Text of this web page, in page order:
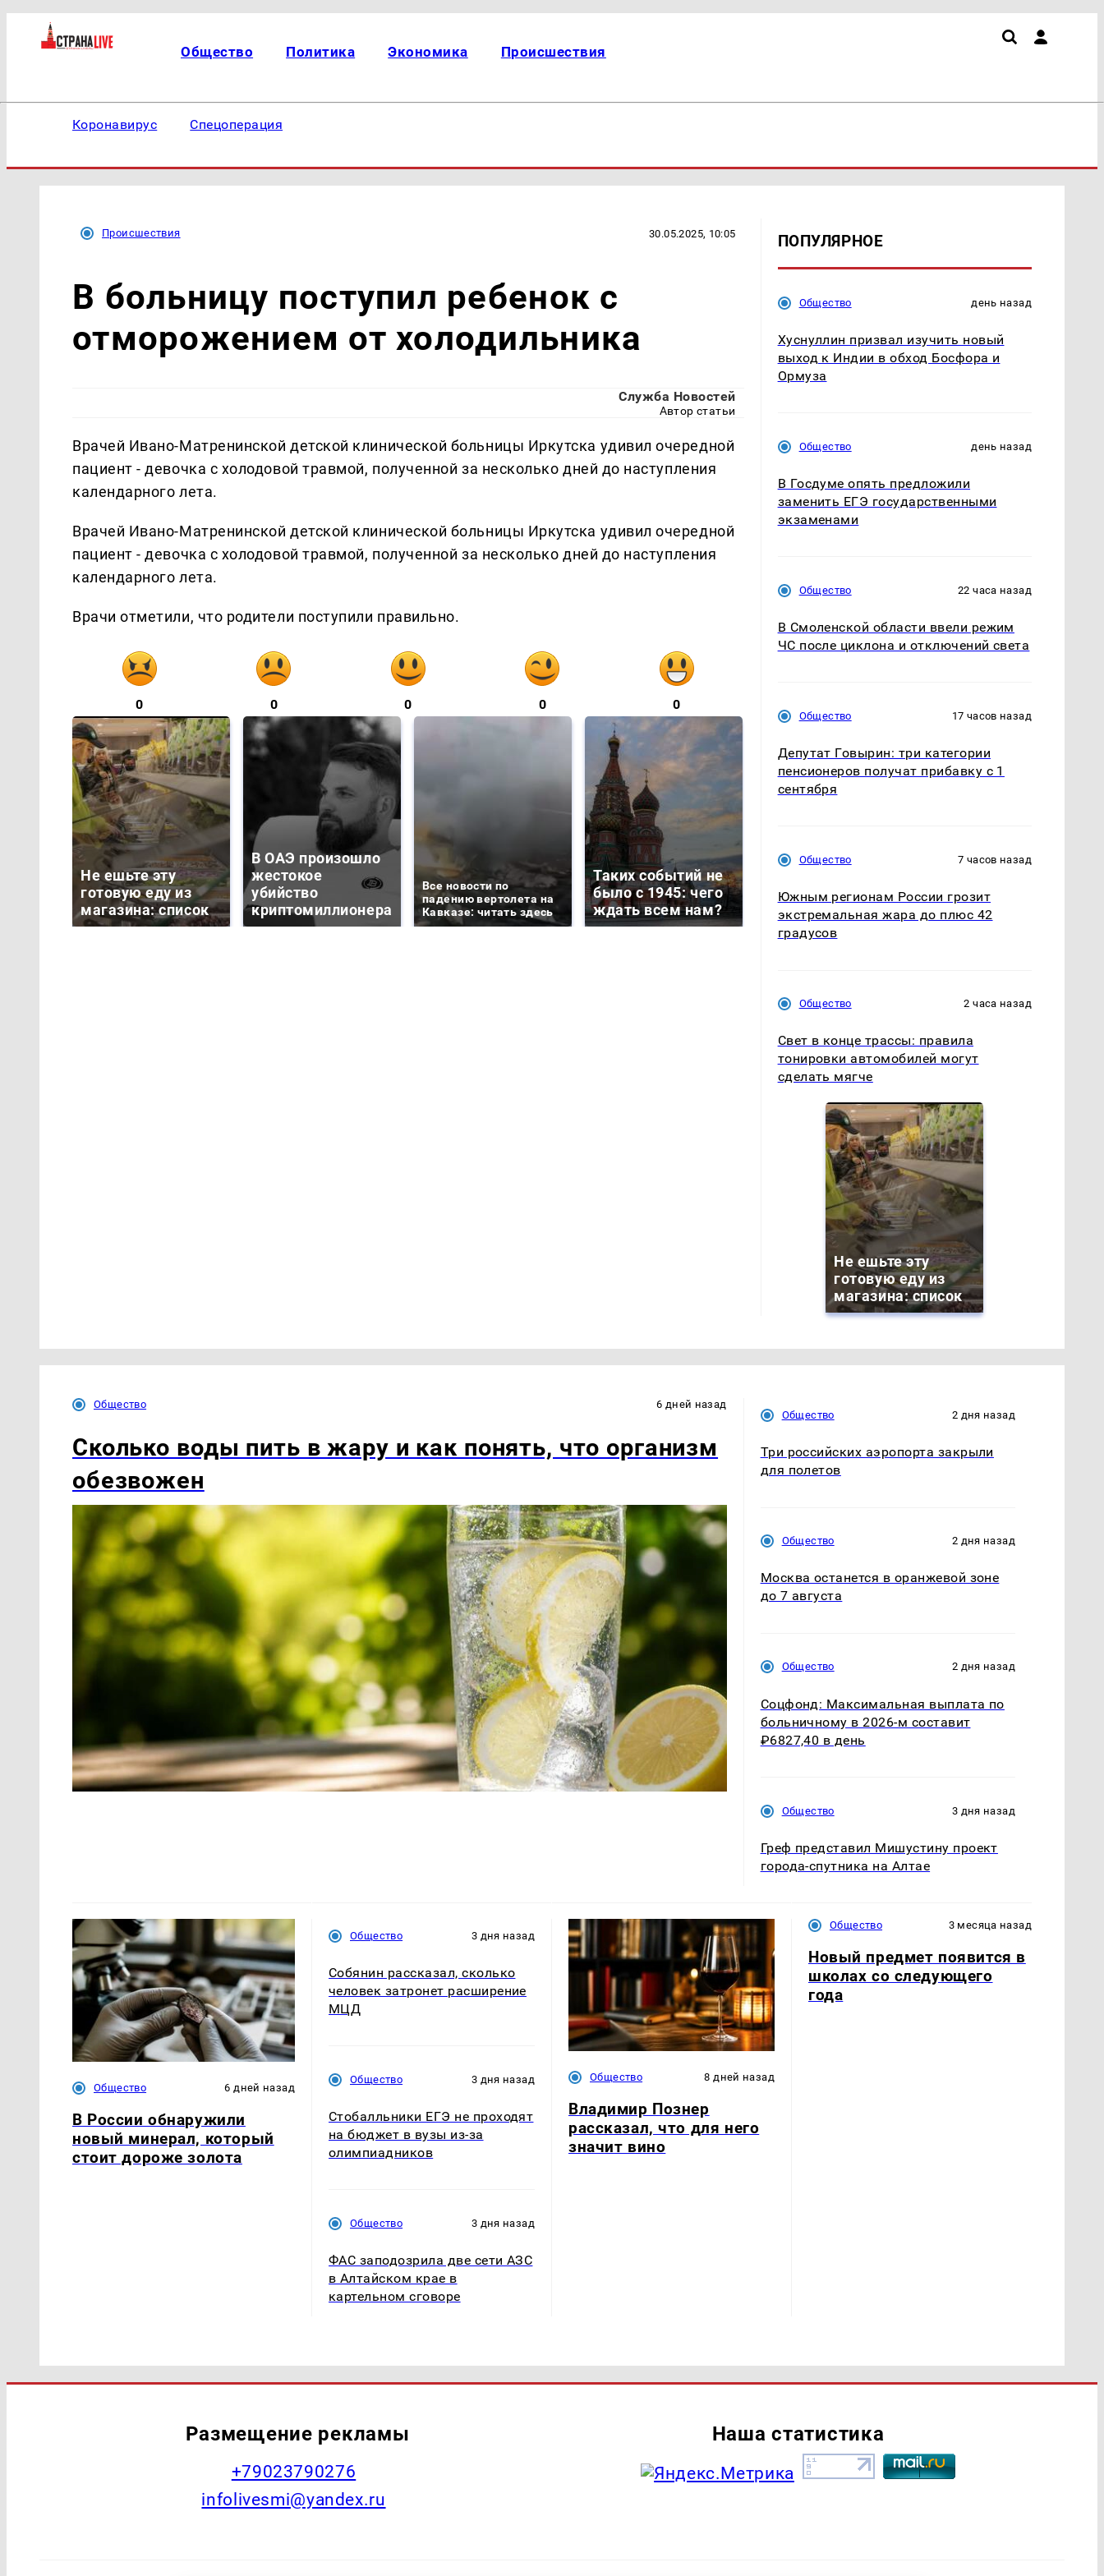
Общество Политика Экономика Происшествия
Коронавирус Спецоперация
Происшествия 30.05.2025, 10:05
В больницу поступил ребенок с
отморожением от холодильника
Служба Новостей
Автор статьи
Врачей Ивано-Матренинской детской клинической больницы Иркутска удивил очередной
пациент - девочка с холодовой травмой, полученной за несколько дней до наступления
календарного лета.
Врачей Ивано-Матренинской детской клинической больницы Иркутска удивил очередной
пациент - девочка с холодовой травмой, полученной за несколько дней до наступления
календарного лета.
Врачи отметили, что родители поступили правильно.
0 0 0 0 0
Не ешьте эту
готовую еду из
магазина: список
В ОАЭ произошло
жестокое
убийство
криптомиллионера
Все новости по
падению вертолета на
Кавказе: читать здесь
Таких событий не
было с 1945: чего
ждать всем нам?
ажиотаж из-за этого
продукта: что купить?
СМИ: В Химках на
машину напали и
подожгли.
ПОПУЛЯРНОЕ
Общество день назад
Хуснуллин призвал изучить новый
выход к Индии в обход Босфора и
Ормуза
Общество день назад
В Госдуме опять предложили
заменить ЕГЭ государственными
экзаменами
Общество 22 часа назад
В Смоленской области ввели режим
ЧС после циклона и отключений света
Общество 17 часов назад
Депутат Говырин: три категории
пенсионеров получат прибавку с 1
сентября
Общество 7 часов назад
Южным регионам России грозит
экстремальная жара до плюс 42
градусов
Общество 2 часа назад
Свет в конце трассы: правила
тонировки автомобилей могут
сделать мягче
Не ешьте эту
готовую еду из
магазина: список
Общество 6 дней назад
Сколько воды пить в жару и как понять, что организм
обезвожен
Общество 2 дня назад
Три российских аэропорта закрыли
для полетов
Общество 2 дня назад
Москва останется в оранжевой зоне
до 7 августа
Общество 2 дня назад
Соцфонд: Максимальная выплата по
больничному в 2026-м составит
₽6827,40 в день
Общество 3 дня назад
Греф представил Мишустину проект
города-спутника на Алтае
Общество 6 дней назад
В России обнаружили
новый минерал, который
стоит дороже золота
Общество 3 дня назад
Собянин рассказал, сколько
человек затронет расширение
МЦД
Общество 3 дня назад
Стобалльники ЕГЭ не проходят
на бюджет в вузы из-за
олимпиадников
Общество 3 дня назад
ФАС заподозрила две сети АЗС
в Алтайском крае в
картельном сговоре
Общество 8 дней назад
Владимир Познер
рассказал, что для него
значит вино
Общество 3 месяца назад
Новый предмет появится в
школах со следующего
года
Размещение рекламы
+79023790276
infolivesmi@yandex.ru
Наша статистика